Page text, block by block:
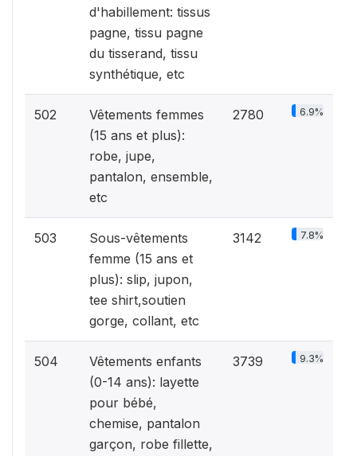
d'habillement: tissus
pagne, tissu pagne
du tisserand, tissu
synthétique, etc
502
Vêtements femmes
(15 ans et plus):
robe, jupe,
pantalon, ensemble,
etc
2780 6.9%
503
Sous-vêtements
femme (15 ans et
plus): slip, jupon,
tee shirt,soutien
gorge, collant, etc
3142 7.8%
504
Vêtements enfants
(0-14 ans): layette
pour bébé,
chemise, pantalon
garçon, robe fillette,
3739 9.3%